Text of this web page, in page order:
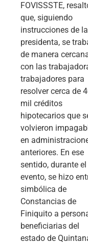
FOVISSSTE,
que, siguiendo
instrucciones de la
presidenta, se
de manera
con las
trabajadores para
resolver cerca de
mil créditos
hipotecarios que
volvieron
en
anteriores. En ese
sentido, durante el
evento, se hizo
simbólica de
Constancias de
Finiquito a
beneficiarias del
estado de